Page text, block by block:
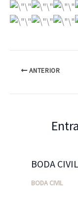
ANTERIOR
BODA
BODA CIVIL